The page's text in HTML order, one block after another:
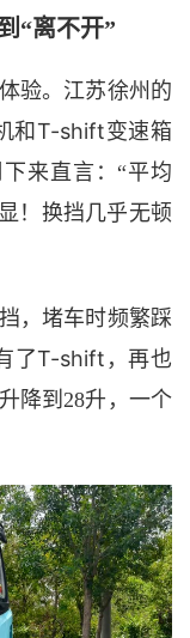
“离不开”
验。 江苏徐州 的
和T-shift变速箱
来直言： “平均
！换挡几乎无顿
，堵车时频繁踩
了T-shift ，再也
降到28升，一个